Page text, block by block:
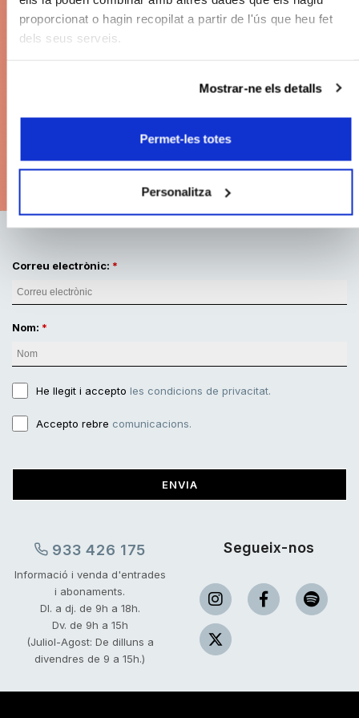
proporcionat o hagin recopilat a partir de l'ús que heu fet
dels seus serveis.
Mostrar-ne els detalls
Permet-les totes
Personalitza
26/27
Grans concerts. Les millors localitats. Pagament
Modalitats d'abonament
Correu electrònic:
Nom:
He llegit i accepto les condicions de privacitat.
Accepto rebre comunicacions.
ENVIA
933 426 175
Informació i venda d'entrades
i abonaments.
Dl. a dj. de 9h a 18h.
Dv. de 9h a 15h
(Juliol-Agost: De dilluns a
divendres de 9 a 15h.)
Segueix-nos